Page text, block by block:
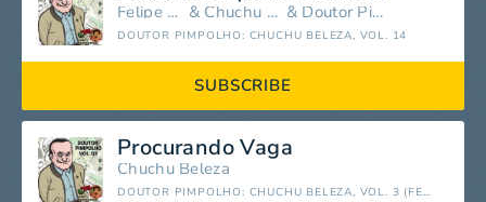
Felipe Xavier & Chuchu Beleza & Doutor Pimpolho
DOUTOR PIMPOLHO: CHUCHU BELEZA, VOL. 14
SUBSCRIBE
Procurando Vaga
Chuchu Beleza
DOUTOR PIMPOLHO: CHUCHU BELEZA, VOL. 3 (FEAT. DOUTOR PIMPOLHO)